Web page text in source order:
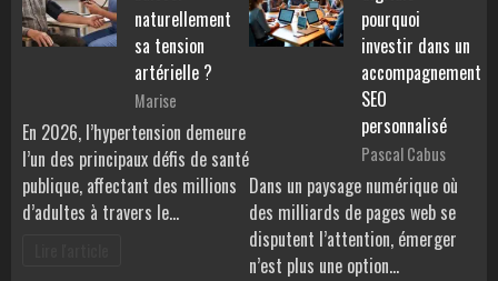
naturellement
sa tension
artérielle ?
Marise
En 2026, l’hypertension demeure
l’un des principaux défis de santé
publique, affectant des millions
d’adultes à travers le…
pourquoi
investir dans un
accompagnement
SEO
personnalisé
Pascal Cabus
Dans un paysage numérique où
des milliards de pages web se
disputent l’attention, émerger
n’est plus une option…